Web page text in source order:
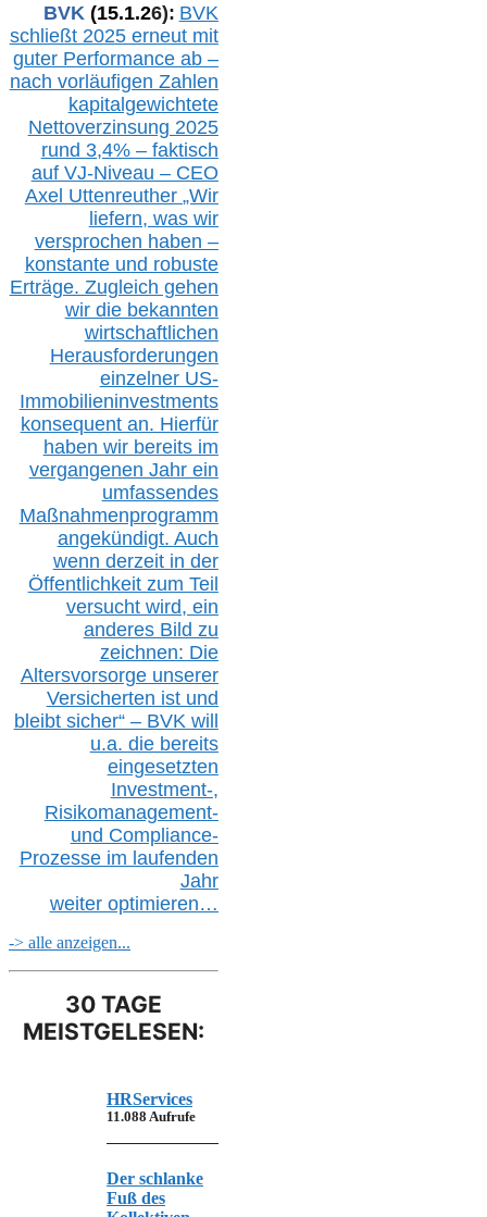
BVK (15.1.26): BVK
schließt 2025 erneut mit
guter Performance ab –
nach vorläufigen Zahlen
kapitalgewichtete
Nettoverzinsung 2025
rund 3,4% – faktisch
auf VJ-Niveau – CEO
Axel Uttenreuther „Wir
liefern, was wir
versprochen haben –
konstante und robuste
Erträge. Zugleich gehen
wir die bekannten
wirtschaftlichen
Herausforderungen
einzelner US-
Immobilieninvestments
konsequent an. Hierfür
haben wir bereits im
vergangenen Jahr ein
umfassendes
Maßnahmenprogramm
angekündigt. Auch
wenn derzeit in der
Öffentlichkeit zum Teil
versucht wird, ein
anderes Bild zu
zeichnen: Die
Altersvorsorge unserer
Versicherten ist und
bleibt sicher“ – BVK will
u.a. die bereits
eingesetzten
Investment-,
Risikomanagement-
und Compliance-
Prozesse im laufenden
Jahr
weiter optimieren…
-> alle anzeigen...
30 TAGE
MEISTGELESEN:
HRServices
11.088 Aufrufe
Der schlanke
Fuß des